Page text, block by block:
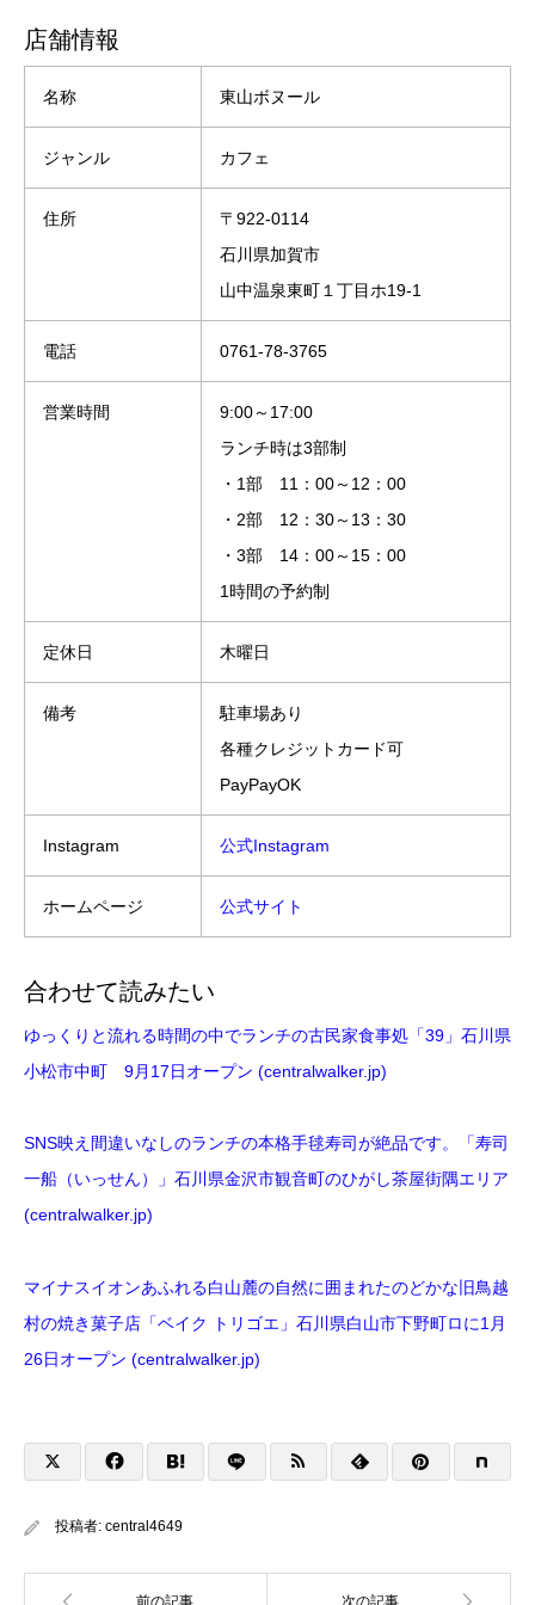
店舗情報
名称 東山ボヌール
ジャンル カフェ
住所
〒922-0114
石川県加賀市
山中温泉東町１丁目ホ19-1
電話 0761-78-3765
営業時間
9:00～17:00
ランチ時は3部制
・1部 11：00～12：00
・2部 12：30～13：30
・3部 14：00～15：00
1時間の予約制
定休日 木曜日
備考
駐車場あり
各種クレジットカード可
PayPayOK
Instagram 公式Instagram
ホームページ 公式サイト
合わせて読みたい
ゆっくりと流れる時間の中でランチの古民家食事処「39」石川県
小松市中町 9月17日オープン (centralwalker.jp)
SNS映え間違いなしのランチの本格手毬寿司が絶品です。「寿司
一船（いっせん）」石川県金沢市観音町のひがし茶屋街隅エリア
(centralwalker.jp)
マイナスイオンあふれる白山麓の自然に囲まれたのどかな旧鳥越
村の焼き菓子店「ベイク トリゴエ」石川県白山市下野町ロに1月
26日オープン (centralwalker.jp)
投稿者: central4649